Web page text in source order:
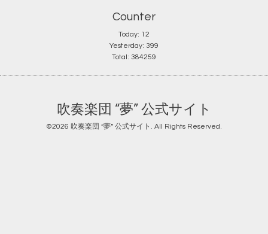
Counter
Today: 12
Yesterday: 399
Total: 384259
吹奏楽団 “夢” 公式サイト
©2026 吹奏楽団 “夢” 公式サイト . All Rights Reserved.